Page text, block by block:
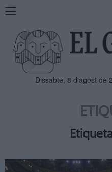
Mostra
navegació
Dissabte, 8 d'agost de